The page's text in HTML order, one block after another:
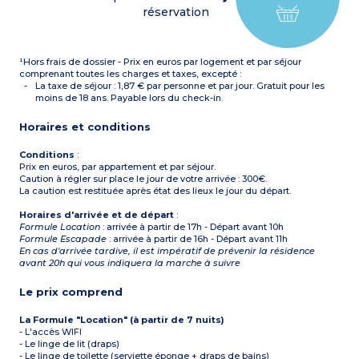
Chambre avec 1 lit simple
Chambre avec 1 lit double
Chambre avec 2 lits
simples
Cabine avec 2 lits
Séjour avec canapé lit
Chambre avec 1 lit double
Cabine avec 2 lits
superposés
OU
Séjour avec canapé lit
gigogne + canapé lit
simple dans la même pièce
Chambre avec 1 lit double
Chambre avec 3 lits
simples
Kitchenette équipée
micro-ondes/gril, lave-
vaisselle, réfrigérateur,
pain, bouilloire)
Salle de bains et salle d’eau,
WC séparé
réservation
¹Hors frais de dossier - Prix en euros par logement et par séjour
comprenant toutes les charges et taxes, excepté :
La taxe de séjour : 1,87 € par personne et par jour. Gratuit pour les
moins de 18 ans. Payable lors du check-in.
Horaires et conditions
Conditions :
Prix en euros, par appartement et par séjour.
Caution à régler sur place le jour de votre arrivée : 300€.
La caution est restituée après état des lieux le jour du départ.
Horaires d'arrivée et de départ :
Formule Location : arrivée à partir de 17h - Départ avant 10h
Formule Escapade : arrivée à partir de 16h - Départ avant 11h
En cas d'arrivée tardive, il est impératif de prévenir la résidence
avant 20h qui vous indiquera la marche à suivre
Le prix comprend
La Formule "Location" (à partir de 7 nuits)
- L'accès WIFI
- Le linge de lit (draps)
- Le linge de toilette (serviette éponge + draps de bains)